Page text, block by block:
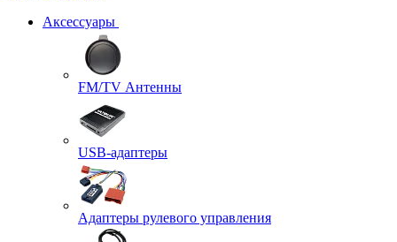
Аксессуары
FM/TV Антенны
USB-адаптеры
Адаптеры рулевого управления